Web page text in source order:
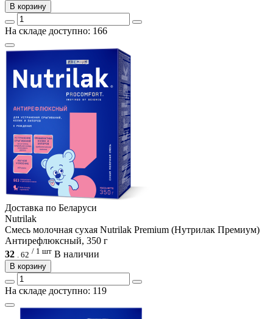
В корзину
На складе доступно: 166
Доcтавка по Беларуси
Nutrilak
Смесь молочная сухая Nutrilak Premium (Нутрилак Премиум)
Антирефлюксный, 350 г
32 . 62 / 1 шт В наличии
В корзину
На складе доступно: 119